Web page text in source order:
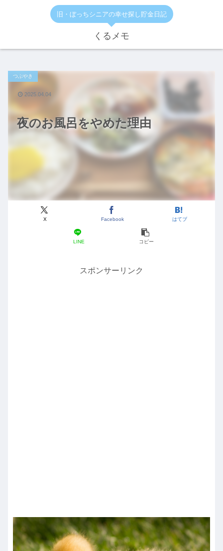
旧・ぼっちシニアの幸せ探し貯金日記
くるメモ
夜のお風呂をやめた理由
つぶやき
X Facebook はてブ
LINE コピー
2025.04.04
スポンサーリンク